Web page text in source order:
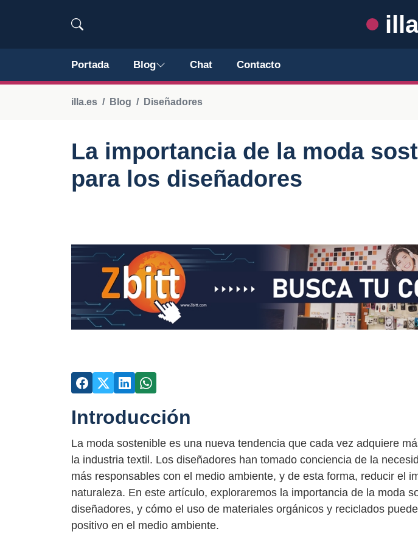
Portada Blog Chat Contacto
illa.es Blog Diseñadores
La importancia de la moda
para los diseñadores
Introducción
La moda sostenible es una nueva tendencia que cada vez adquiere
la industria textil. Los diseñadores han tomado conciencia de la
más responsables con el medio ambiente, y de esta forma, reducir el
naturaleza. En este artículo, exploraremos la importancia de la moda
diseñadores, y cómo el uso de materiales orgánicos y reciclados
positivo en el medio ambiente.